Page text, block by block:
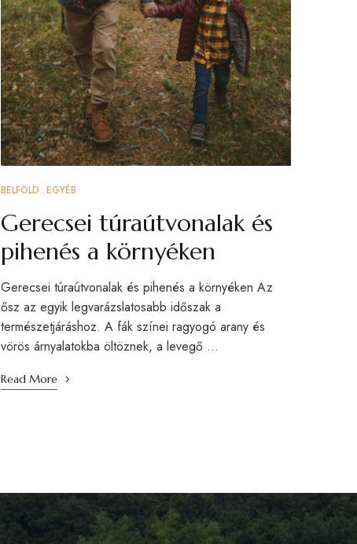
BELFÖLD EGYÉB
Gerecsei túraútvonalak és
pihenés a környéken
Gerecsei túraútvonalak és pihenés a környéken Az
ősz az egyik legvarázslatosabb időszak a
természetjáráshoz. A fák színei ragyogó arany és
vörös árnyalatokba öltöznek, a levegő …
Read More